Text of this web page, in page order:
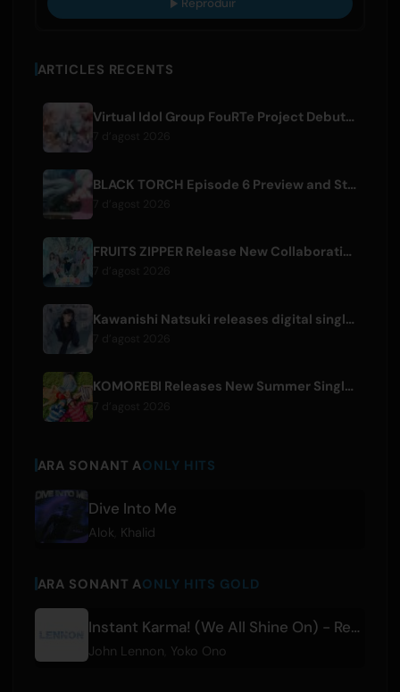
Reproduir
ARTICLES RECENTS
Virtual Idol Group FouRTe Project Debuts with 'ALL IN' Album Produced by m-flo's ☆Taku Takahashi
BLACK TORCH Episode 6 Preview and Streaming Details
FRUITS ZIPPER Release New Collaboration Song '1,2,3,FOOOOUR'
Kawanishi Natsuki releases digital single 'Sayonara wa Ichiban Kirei na Atashi de'
KOMOREBI Releases New Summer Single 'Letsu Natsu'
ARA SONANT AONLY HITS
Dive Into Me
Alok Khalid
ARA SONANT AONLY HITS GOLD
Instant Karma! (We All Shine On) - Remastered 2010
John Lennon Yoko Ono